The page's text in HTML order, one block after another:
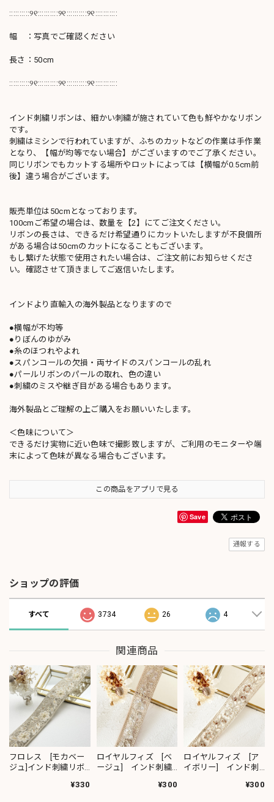
::::::::::୨୧::::::::::୨୧::::::::::୨୧:::::::::::
幅 ：写真でご確認ください
長さ：50cm
::::::::::୨୧::::::::::୨୧::::::::::୨୧:::::::::::
インド刺繍リボンは、細かい刺繍が施されていて色も鮮やかなリボン
です。
刺繍はミシンで行われていますが、ふちのカットなどの作業は手作業
となり、【幅が均等でない場合】がございますのでご了承ください。
同じリボンでもカットする場所やロットによっては【横幅が0.5cm前
後】違う場合がございます。
販売単位は50cmとなっております。
100cmご希望の場合は、数量を【2】にてご注文ください。
リボンの長さは、できるだけ希望通りにカットいたしますが不良個所
がある場合は50cmのカットになることもございます。
もし繋げた状態で使用されたい場合は、ご注文前にお知らせくださ
い。確認させて頂きましてご返信いたします。
インドより直輸入の海外製品となりますので
●横幅が不均等
●りぼんのゆがみ
●糸のほつれやよれ
●スパンコールの欠損・両サイドのスパンコールの乱れ
●パールリボンのパールの取れ、色の違い
●刺繍のミスや継ぎ目がある場合もあります。
海外製品とご理解の上ご購入をお願いいたします。
＜色味について＞
できるだけ実物に近い色味で撮影致しますが、ご利用のモニターや端
末によって色味が異なる場合もございます。
この商品をアプリで見る
Save
通報する
ショップの評価
すべて 3734 26 4
関連商品
フロレス [モカベー
ジュ]インド刺繍リボ
¥330
ロイヤルフィズ [ベ
ージュ] インド刺繍
¥300
ロイヤルフィズ [ア
イボリー] インド刺
¥300